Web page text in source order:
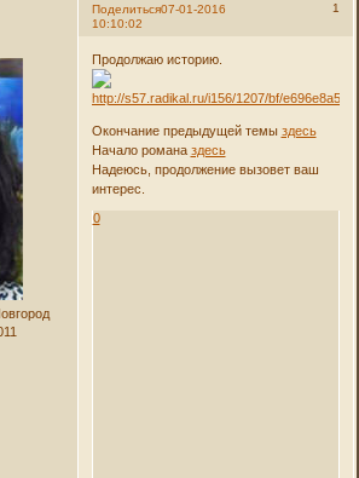
Поделиться 1
07-01-2016
10:10:02
Продолжаю историю.
Окончание предыдущей темы здесь
Начало романа здесь
Надеюсь, продолжение вызовет ваш
интерес.
0